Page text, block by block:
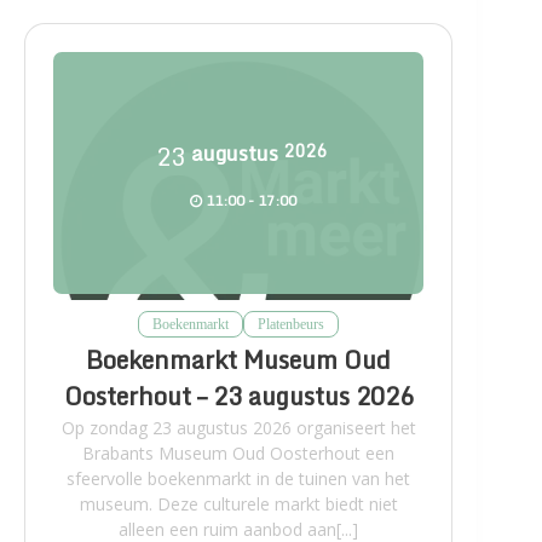
23 augustus 2026
11:00 - 17:00
Boekenmarkt Platenbeurs
Boekenmarkt Museum Oud
Oosterhout – 23 augustus 2026
Op zondag 23 augustus 2026 organiseert het
Brabants Museum Oud Oosterhout een
sfeervolle boekenmarkt in de tuinen van het
museum. Deze culturele markt biedt niet
alleen een ruim aanbod aan[...]